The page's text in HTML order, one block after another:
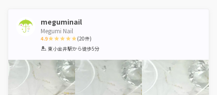
meguminail
Megumi Nail
4.9
1 2 3 4 5
(20件)
東小金井駅から徒歩5分